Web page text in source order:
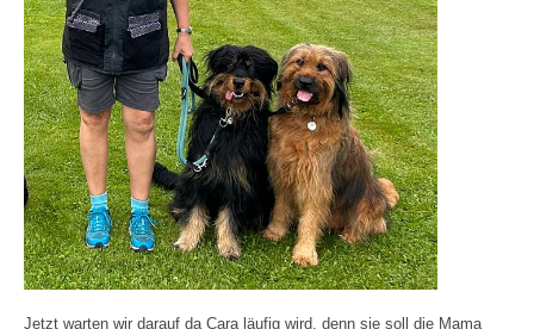
Jetzt warten wir darauf da Cara läufig wird, denn sie soll die Mama